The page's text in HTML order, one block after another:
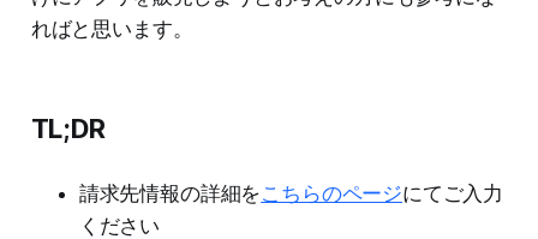
ればと思います。
TL;DR
請求先情報の詳細をこちらのページにてご入力
ください